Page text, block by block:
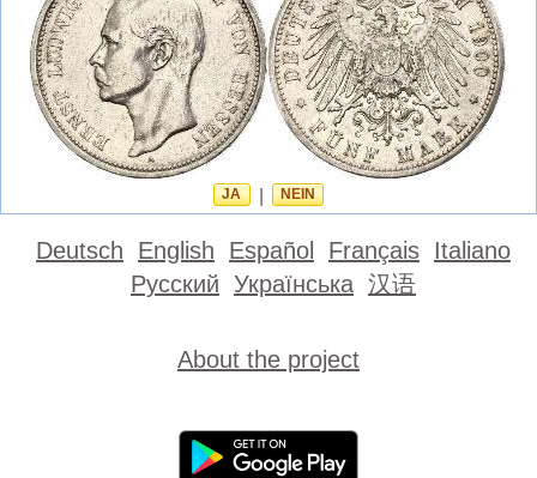
JA NEIN
Deutsch English Español Français Italiano
Русский Українська 汉语
About the project